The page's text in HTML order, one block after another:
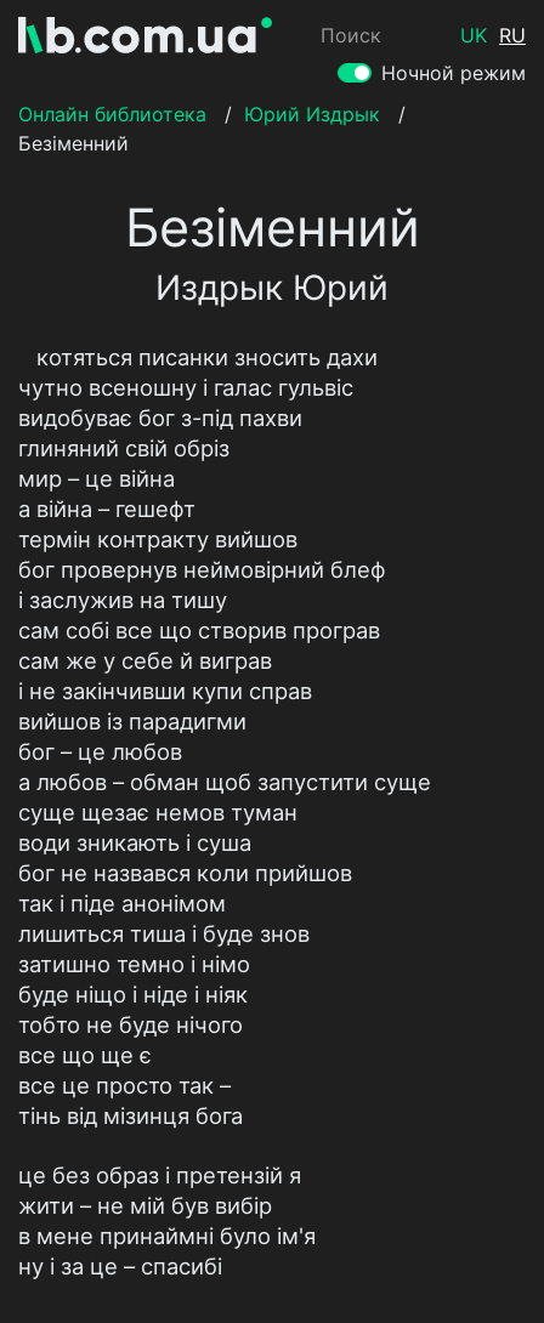
Поиск UK RU
Ночной режим
Онлайн библиотека
/ Юрий Издрык
/
Безіменний
Безіменний
Издрык Юрий
котяться писанки зносить дахи
чутно всеношну і галас гульвіс
видобуває бог з-під пахви
глиняний свій обріз
мир – це війна
а війна – гешефт
термін контракту вийшов
бог провернув неймовірний блеф
і заслужив на тишу
сам собі все що створив програв
сам же у себе й виграв
і не закінчивши купи справ
вийшов із парадигми
бог – це любов
а любов – обман щоб запустити суще
суще щезає немов туман
води зникають і суша
бог не назвався коли прийшов
так і піде анонімом
лишиться тиша і буде знов
затишно темно і німо
буде ніщо і ніде і ніяк
тобто не буде нічого
все що ще є
все це просто так –
тінь від мізинця бога
це без образ і претензій я
жити – не мій був вибір
в мене принаймні було ім'я
ну і за це – спасибі